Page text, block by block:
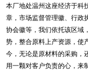
本厂地处温州这座经济于科
章，市场监督管理徽、行政
协会徽等，我们依托该区域
势，整合原料上产资源，使
今，无论是原材料的采购，
用一颗对客户负责的心，来